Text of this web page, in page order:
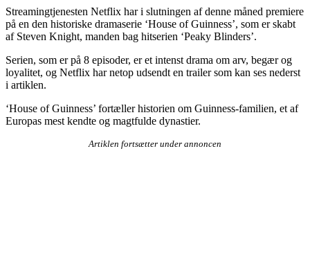
Streamingtjenesten Netflix har i slutningen af denne måned premiere
på en den historiske dramaserie ‘House of Guinness’, som er skabt
af Steven Knight, manden bag hitserien ‘Peaky Blinders’.
Serien, som er på 8 episoder, er et intenst drama om arv, begær og
loyalitet, og Netflix har netop udsendt en trailer som kan ses nederst
i artiklen.
‘House of Guinness’ fortæller historien om Guinness-familien, et af
Europas mest kendte og magtfulde dynastier.
Artiklen fortsætter under annoncen